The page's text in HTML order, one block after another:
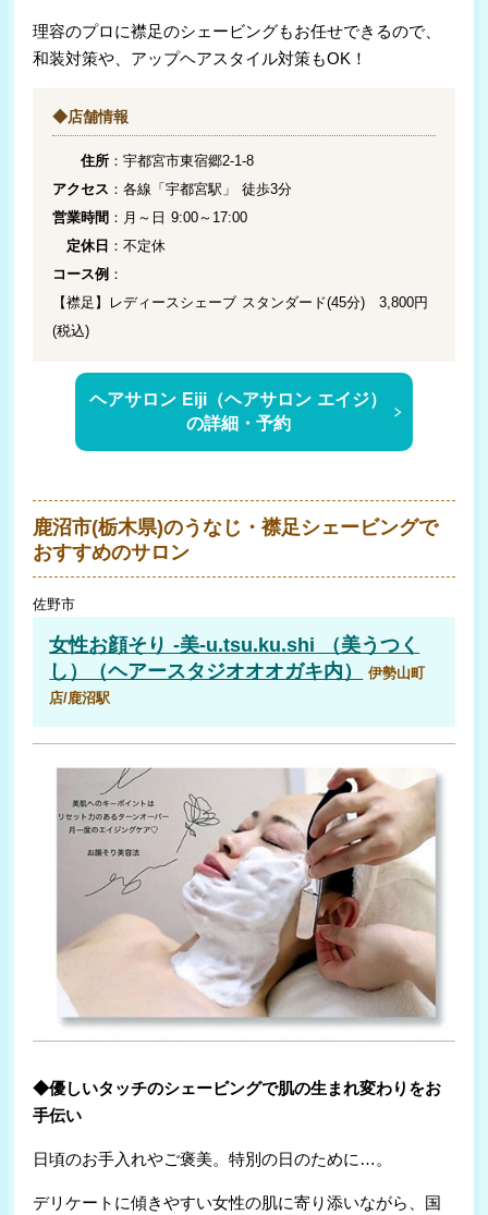
理容のプロに襟足のシェービングもお任せできるので、
和装対策や、アップヘアスタイル対策もOK！
◆店舗情報
住所 ：宇都宮市東宿郷2-1-8
アクセス ：各線「宇都宮駅」 徒歩3分
営業時間 ：月～日 9:00～17:00
定休日 ：不定休
コース例 ：
【襟足】レディースシェーブ スタンダード(45分) 3,800円
(税込)
ヘアサロン Eiji（ヘアサロン エイジ）
の詳細・予約
鹿沼市(栃木県)のうなじ・襟足シェービングで
おすすめのサロン
佐野市
女性お顔そり -美-u.tsu.ku.shi （美うつく
し）（ヘアースタジオオオガキ内）
伊勢山町
店/鹿沼駅
◆優しいタッチのシェービングで肌の生まれ変わりをお
手伝い
日頃のお手入れやご褒美。特別の日のために…。
デリケートに傾きやすい女性の肌に寄り添いながら、国